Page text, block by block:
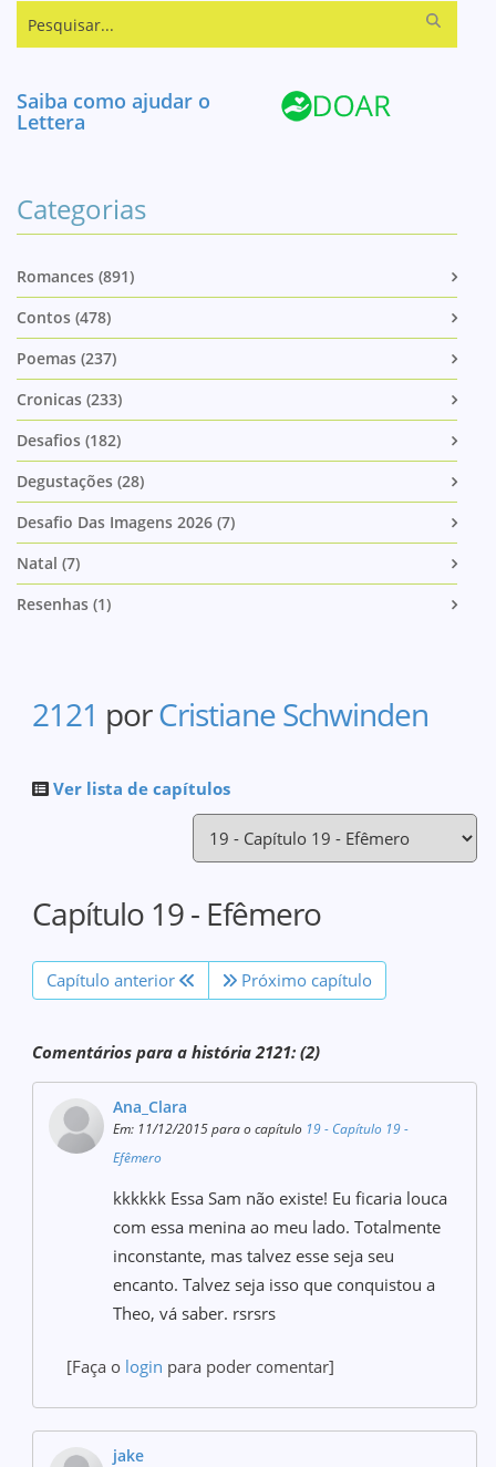
Saiba como ajudar o
Lettera
Categorias
Romances (891)
Contos (478)
Poemas (237)
Cronicas (233)
Desafios (182)
Degustações (28)
Desafio Das Imagens 2026 (7)
Natal (7)
Resenhas (1)
2121 porCristiane Schwinden
Ver lista de capítulos
Capítulo 19 - Efêmero
Capítulo anterior Próximo capítulo
Comentários para a história 2121: (2)
Ana_Clara
Em: 11/12/2015 para o capítulo 19 - Capítulo 19 -
Efêmero
kkkkkk Essa Sam não existe! Eu ficaria louca
com essa menina ao meu lado. Totalmente
inconstante, mas talvez esse seja seu
encanto. Talvez seja isso que conquistou a
Theo, vá saber. rsrsrs
[Faça o login para poder comentar]
jake